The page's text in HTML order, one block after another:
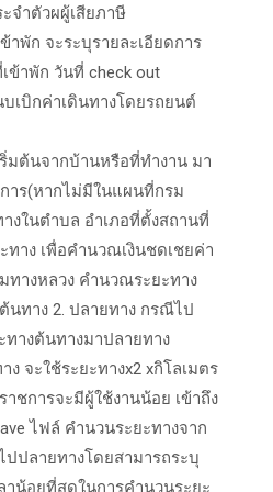
จำตัวผผู้เสียภาษี
าพัก จะระบุรายละเอียดการ
ข้าพัก วันที่ check out
บเบิกค่าเดินทางโดยรถยนต์
ริ่มต้นจากบ้านหรือที่ทำงาน มา
าร(หากไม่มีในแผนที่กรม
งในตำบล อำเภอที่ตั้งสถานที่
ทาง เพื่อคำนวณเงินชดเชยค่า
ทางหลวง คำนวณระยะทาง
นทาง 2. ปลายทาง กรณีไป
างต้นทางมาปลายทาง
จะใช้ระยะทางx2 xกิโลเมตร
าชการจะมีผู้ใช้งานน้อย เข้าถึง
ไฟล์ คำนวนระยะทางจาก
ปปลายทางโดยสามารถระบุ
าน้อยที่สุดในการคำนวนระยะ